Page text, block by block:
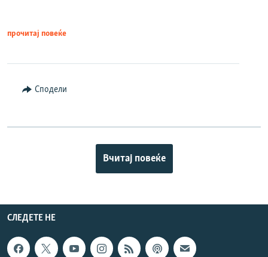
прочитај повеќе
Сподели
Вчитај повеќе
СЛЕДЕТЕ НЕ